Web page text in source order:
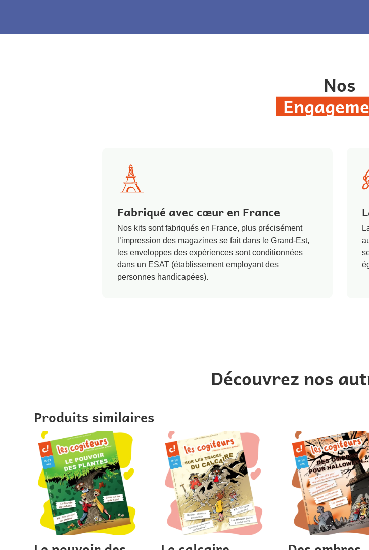
Nos
Fabriqué avec cœur en France
Nos kits sont fabriqués en France, plus précisément
l’impression des magazines se fait dans le Grand-Est,
les enveloppes des expériences sont conditionnées
dans un ESAT (établissement employant des
personnes handicapées).
Découvrez nos
Produits similaires